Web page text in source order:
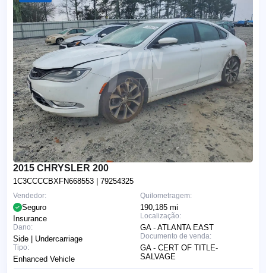
2015 CHRYSLER 200
1C3CCCCBXFN668553 | 79254325
Quilometragem:
190,185 mi
Localização:
GA - ATLANTA EAST
Documento de venda:
GA - CERT OF TITLE-
SALVAGE
Vendedor:
Seguro
Insurance
Dano:
Side | Undercarriage
Tipo:
Enhanced Vehicle